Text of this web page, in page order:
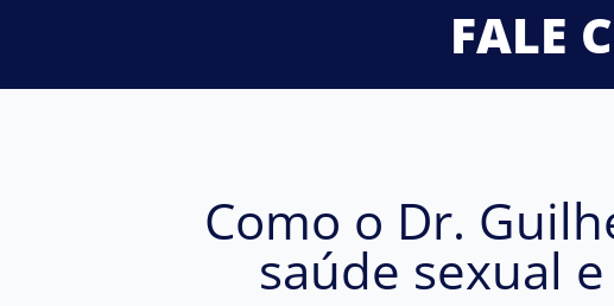
FALE
Como o Dr.
saúde sexual